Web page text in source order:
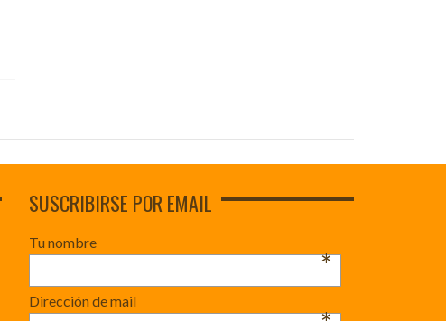
SUSCRIBIRSE POR EMAIL
Tu nombre
*
Dirección de mail